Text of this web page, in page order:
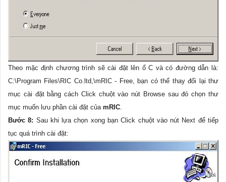
Theo mặc định chương trình sẽ cài đặt lên ổ C và có đường dẫn là:
C:\Program Files\RIC Co.ltd,\mRIC - Free, bạn có thể thay đổi lại thư
mục cài đặt bằng cách Click chuột vào nút Browse sau đó chọn thư
mục muốn lưu phần cài đặt của mRIC
Bước 8: Sau khi lựa chọn xong bạn Click chuột vào nút Next để tiếp
tục quá trình cài đặt: